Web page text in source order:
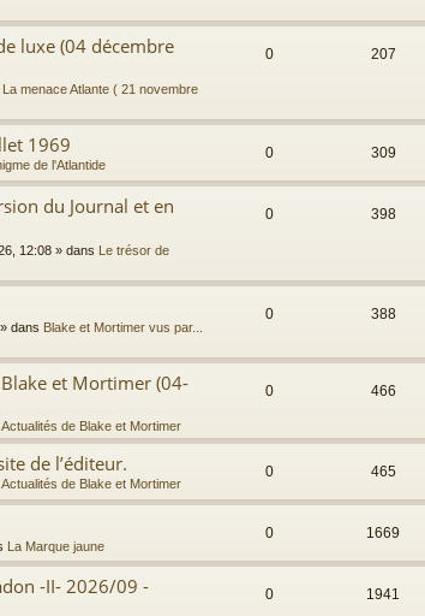
luxe (04 décembre
menace Atlante ( 21 novembre
0 207
1969
de l'Atlantide
0 309
du Journal et en
12:08 » dans Le trésor de
0 398
» dans Blake et Mortimer vus par...
0 388
et Mortimer (04-
Actualités de Blake et Mortimer
0 466
de l’éditeur.
Actualités de Blake et Mortimer
0 465
La Marque jaune
0 1669
-II- 2026/09 -
0 1941